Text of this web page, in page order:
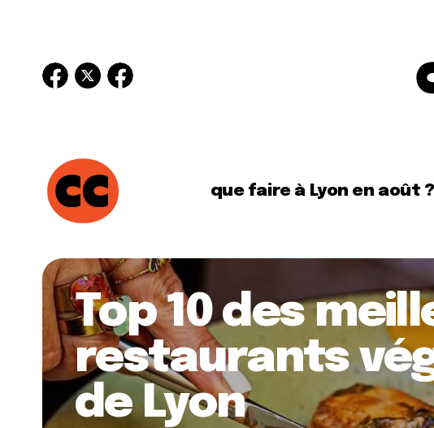
que faire à Lyon en août ?
Top 10 des
restaurants
de Lyon